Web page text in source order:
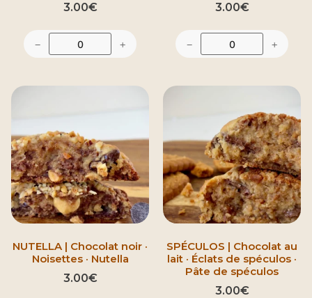
3.00€
− +
3.00€
− +
NUTELLA | Chocolat noir ·
Noisettes · Nutella
3.00€
SPÉCULOS | Chocolat au
lait · Éclats de spéculos ·
Pâte de spéculos
3.00€